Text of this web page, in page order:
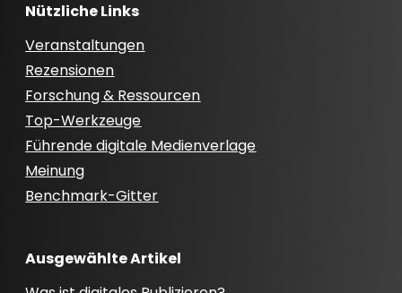
Nützliche Links
Veranstaltungen
Rezensionen
Forschung & Ressourcen
Top-Werkzeuge
Führende digitale Medienverlage
Meinung
Benchmark-Gitter
Ausgewählte Artikel